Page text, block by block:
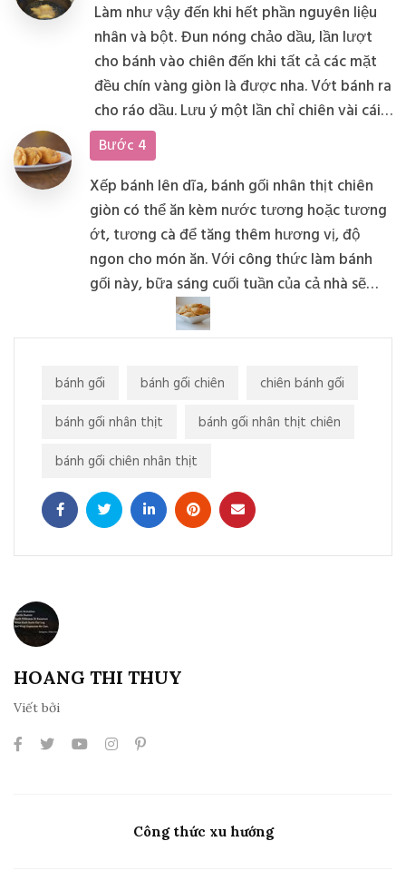
Làm như vậy đến khi hết phần nguyên liệu
nhân và bột. Đun nóng chảo dầu, lần lượt
cho bánh vào chiên đến khi tất cả các mặt
đều chín vàng giòn là được nha. Vớt bánh ra
cho ráo dầu. Lưu ý một lần chỉ chiên vài cái
bánh thôi nhé, như vậy sẽ dễ lấy và bánh
không bị cháy.
Bước 4
Xếp bánh lên dĩa, bánh gối nhân thịt chiên
giòn có thể ăn kèm nước tương hoặc tương
ớt, tương cà để tăng thêm hương vị, độ
ngon cho món ăn. Với công thức làm bánh
gối này, bữa sáng cuối tuần của cả nhà sẽ
thêm phần ngon miệng hơn đấy. Các mẹ
nhanh chóng lưu lại cách làm ngay nhe.
bánh gối bánh gối chiên
chiên bánh gối
bánh gối nhân thịt
bánh gối nhân thịt chiên
bánh gối chiên nhân thịt
HOANG THI THUY
Viết bởi
Công thức xu hướng